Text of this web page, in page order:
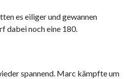
es eiliger und gewannen
dabei noch eine 180.
spannend. Marc kämpfte um